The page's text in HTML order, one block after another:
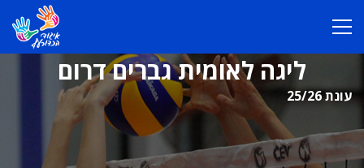
ליגה לאומית גברים דרום
עונת 25/26